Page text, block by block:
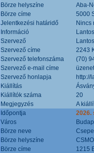
Börze helyszíne
Aba-
Börze címe
5000
Jelentkezési határidő
Nincs
Információ
Szervező
Szervező címe
2243
Szervező telefonszáma
(70)
Szervező e-mail címe
Szervező honlapja
http://
Kiállítás
Kiállítók száma
20
Megjegyzés
A
Időpontja
2026.
Város
Börze neve
Börze helyszíne
Börze címe
1215